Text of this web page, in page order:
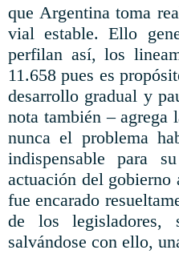
que Argentina toma
vial estable. Ello
perfilan así, los
11.658 pues es
desarrollo gradual y
nota también –
nunca el problema
indispensable para
actuación del gobierno
fue encarado
de los legisladores,
salvándose con ello,